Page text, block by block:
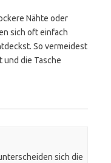
Nähte oder
sich oft einfach
So vermeidest
und die Tasche
sich die